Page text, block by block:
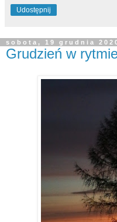
Udostępnij
sobota, 19 grudnia
Grudzień w